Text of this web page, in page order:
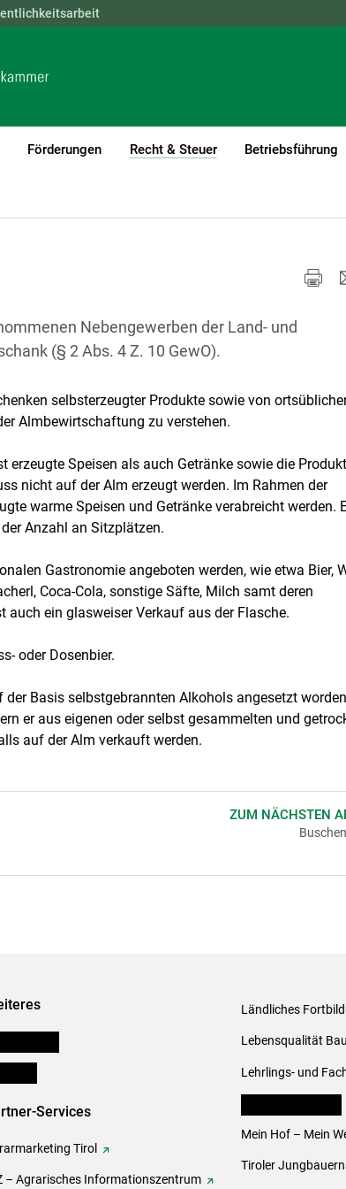
Skip to main content
KTN NÖ OÖ
Förderungen Recht & Steuer
(current)1
Betriebsführung
Nebengewerben der Land- und
(§ 2 Abs. 4 Z. 10 GewO).
selbsterzeugter Produkte sowie von
Almbewirtschaftung zu verstehen.
erzeugte Speisen als auch Getränke sowie die
nicht auf der Alm erzeugt werden. Im Rahmen der
warme Speisen und Getränke verabreicht werden.
Anzahl an Sitzplätzen.
Gastronomie angeboten werden, wie etwa Bier,
Coca-Cola, sonstige Säfte, Milch samt deren
ein glasweiser Verkauf aus der Flasche.
oder Dosenbier.
Basis selbstgebrannten Alkohols angesetzt
er aus eigenen oder selbst gesammelten und
auf der Alm verkauft werden.
ZUM NÄCHSTEN
Services
Tirol
– Agrarisches Informationszentrum
Ländliches
Lebensqualität
Lehrlings- und
Mein Hof – Mein
Tiroler